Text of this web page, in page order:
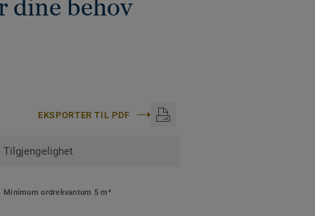
dine behov
EKSPORTER TIL PDF
Tilgjengelighet
Minimum ordrekvantum 5 m²